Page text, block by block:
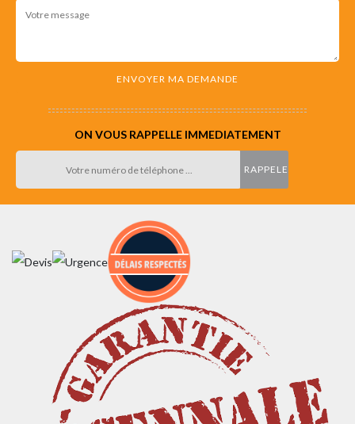
ON VOUS RAPPELLE IMMEDIATEMENT